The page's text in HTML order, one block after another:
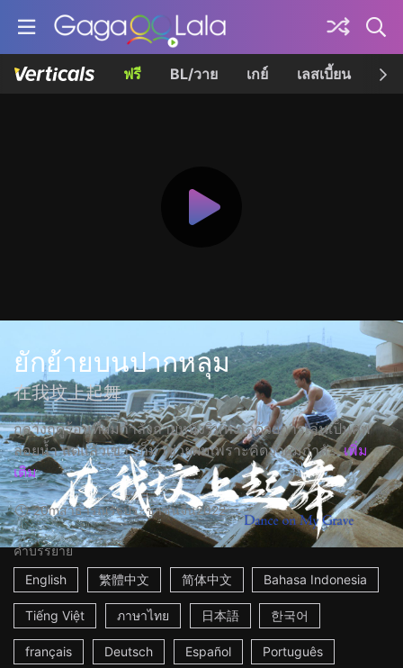
ฟรี BL/วาย เกย์ เลสเบี้ยน เค
ยักย้ายบนปากหลุม
在我坟上起舞
กลางฤดูร้อนที่ผมกำลังถ่ายหนังริมทะเลด้วยการเล่นเป็นศพ
ลอยน้ำ แต่แล้วเขา...ก็มาช่วยผมเพราะคิดว่าผมกำลั... เพิ่ม
เติม
20mสาธารณรัฐประชาชนจีน2022
คำบรรยาย
English
繁體中文 简体中文 Bahasa Indonesia
Tiếng Việt ภาษาไทย 日本語 한국어
français Deutsch Español Português